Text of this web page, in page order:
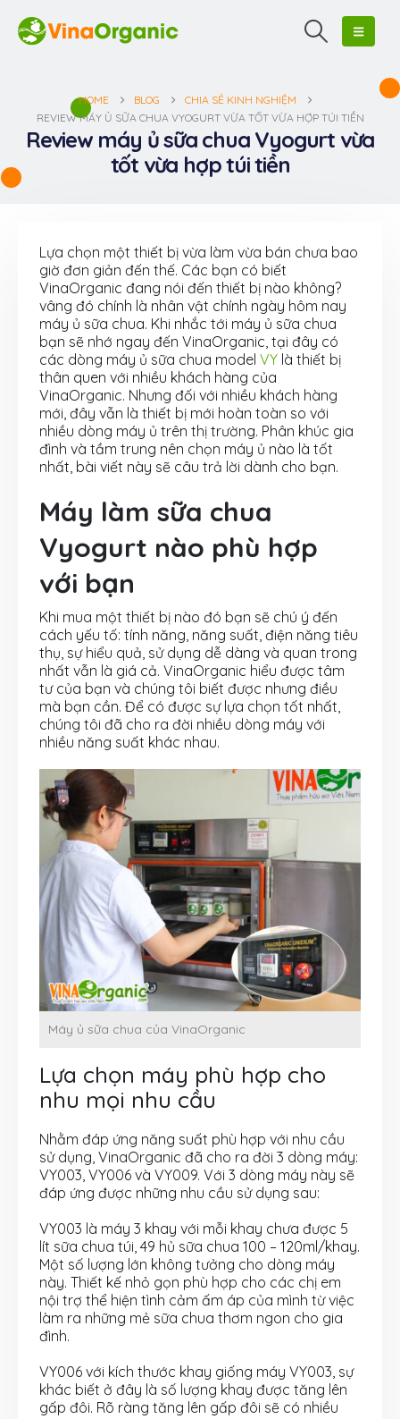
HOME BLOG
CHIA SẺ KINH NGHIỆM
REVIEW MÁY Ủ SỮA CHUA VYOGURT VỪA TỐT VỪA HỢP TÚI TIỀN
Review máy ủ sữa chua Vyogurt vừa
tốt vừa hợp túi tiền
Lựa chọn một thiết bị vừa làm vừa bán chưa bao
giờ đơn giản đến thế. Các bạn có biết
VinaOrganic đang nói đến thiết bị nào không?
vâng đó chính là nhân vật chính ngày hôm nay
máy ủ sữa chua. Khi nhắc tới máy ủ sữa chua
bạn sẽ nhớ ngay đến VinaOrganic, tại đây có
các dòng máy ủ sữa chua model VY là thiết bị
thân quen với nhiều khách hàng của
VinaOrganic. Nhưng đối với nhiều khách hàng
mới, đây vẫn là thiết bị mới hoàn toàn so với
nhiều dòng máy ủ trên thị trường. Phân khúc gia
đình và tầm trung nên chọn máy ủ nào là tốt
nhất, bài viết này sẽ câu trả lời dành cho bạn.
Máy làm sữa chua
Vyogurt nào phù hợp
với bạn
Khi mua một thiết bị nào đó bạn sẽ chú ý đến
cách yếu tố: tính năng, năng suất, điện năng tiêu
thụ, sự hiểu quả, sử dụng dễ dàng và quan trong
nhất vẫn là giá cả. VinaOrganic hiểu được tâm
tư của bạn và chúng tôi biết được nhưng điều
mà bạn cần. Để có được sự lựa chọn tốt nhất,
chúng tôi đã cho ra đời nhiều dòng máy với
nhiều năng suất khác nhau.
Máy ủ sữa chua của VinaOrganic
Lựa chọn máy phù hợp cho
nhu mọi nhu cầu
Nhằm đáp ứng năng suất phù hợp với nhu cầu
sử dụng, VinaOrganic đã cho ra đời 3 dòng máy:
VY003, VY006 và VY009. Với 3 dòng máy này sẽ
đáp ứng được những nhu cầu sử dụng sau:
VY003 là máy 3 khay với mỗi khay chưa được 5
lít sữa chua túi, 49 hủ sữa chua 100 – 120ml/khay.
Một số lượng lớn không tưởng cho dòng máy
này. Thiết kế nhỏ gọn phù hợp cho các chị em
nội trợ thể hiện tình cảm ấm áp của mình từ việc
làm ra những mẻ sữa chua thơm ngon cho gia
đình.
VY006 với kích thước khay giống máy VY003, sự
khác biết ở đây là số lượng khay được tăng lên
gấp đôi. Rõ ràng tăng lên gấp đôi sẽ có nhiều